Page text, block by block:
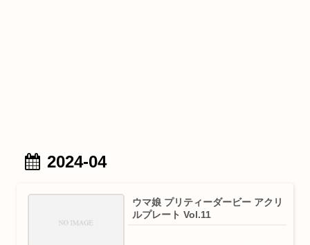
2024-04
ウマ娘 プリティーダービー アクリ
ルプレート Vol.11